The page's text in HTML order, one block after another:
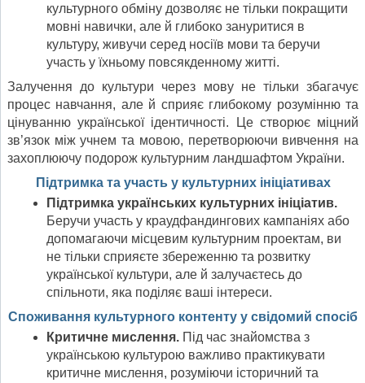
культурного обміну дозволяє не тільки покращити
мовні навички, але й глибоко зануритися в
культуру, живучи серед носіїв мови та беручи
участь у їхньому повсякденному житті.
Залучення до культури через мову не тільки збагачує
процес навчання, але й сприяє глибокому розумінню та
цінуванню української ідентичності. Це створює міцний
зв’язок між учнем та мовою, перетворюючи вивчення на
захоплюючу подорож культурним ландшафтом України.
Підтримка та участь у культурних ініціативах
Підтримка українських культурних ініціатив.
Беручи участь у краудфандингових кампаніях або
допомагаючи місцевим культурним проектам, ви
не тільки сприяєте збереженню та розвитку
української культури, але й залучаєтесь до
спільноти, яка поділяє ваші інтереси.
Споживання культурного контенту у свідомий спосіб
Критичне мислення. Під час знайомства з
українською культурою важливо практикувати
критичне мислення, розуміючи історичний та